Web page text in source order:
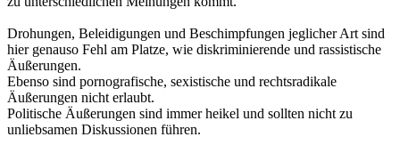
Drohungen, Beleidigungen und Beschimpfungen jeglicher Art sind
hier genauso Fehl am Platze, wie diskriminierende und rassistische
Äußerungen.
Ebenso sind pornografische, sexistische und rechtsradikale
Äußerungen nicht erlaubt.
Politische Äußerungen sind immer heikel und sollten nicht zu
unliebsamen Diskussionen führen.